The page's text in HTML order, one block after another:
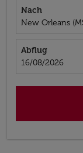
Nach
New Orleans
Abflug
fc-booking-
16/08/2026